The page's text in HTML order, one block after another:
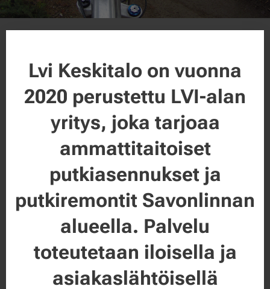
Lvi Keskitalo on vuonna
2020 perustettu LVI-alan
yritys, joka tarjoaa
ammattitaitoiset
putkiasennukset ja
putkiremontit Savonlinnan
alueella. Palvelu
toteutetaan iloisella ja
asiakaslähtöisellä